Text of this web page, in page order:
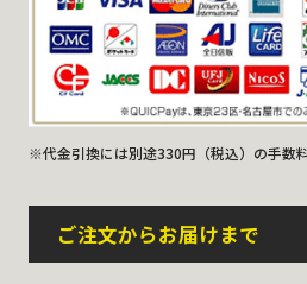
※代金引換には別途330円（税込）の手数
ご注文からお届けまで